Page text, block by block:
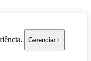
Gerenciar